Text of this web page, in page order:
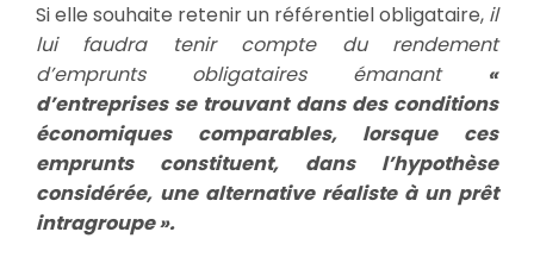
Si elle souhaite retenir un référentiel obligataire, il
lui faudra tenir compte du rendement
d’emprunts obligataires émanant «
d’entreprises se trouvant dans des conditions
économiques comparables, lorsque ces
emprunts constituent, dans l’hypothèse
considérée, une alternative réaliste à un prêt
intragroupe ».